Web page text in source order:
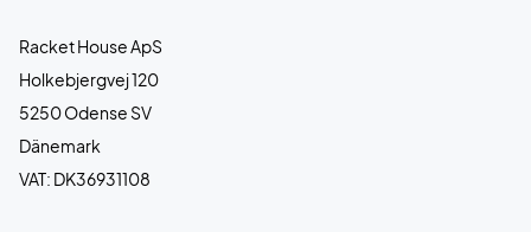
Racket House ApS
Holkebjergvej 120
5250 Odense SV
Dänemark
VAT: DK36931108